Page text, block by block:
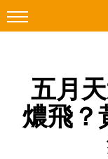
Facebook
科技焦點
五月
燶飛？